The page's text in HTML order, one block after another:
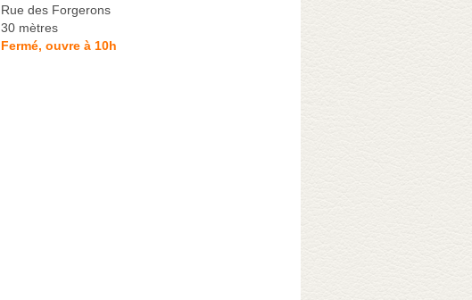
Rue des Forgerons
30 mètres
Fermé, ouvre à 10h